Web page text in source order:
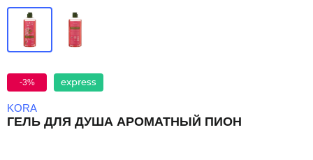
-3% express
KORA
ГЕЛЬ ДЛЯ ДУША АРОМАТНЫЙ ПИОН